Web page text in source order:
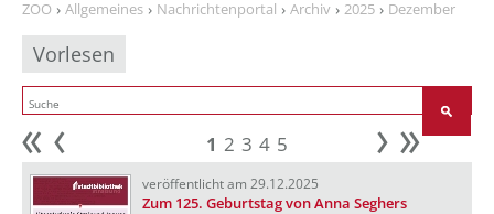
ZOO Allgemeines Nachrichtenportal Archiv 2025 Dezember
Vorlesen
Anfang 1 2 3 4 5 weiter
veröffentlicht am 29.12.2025
Zum 125. Geburtstag von Anna Seghers